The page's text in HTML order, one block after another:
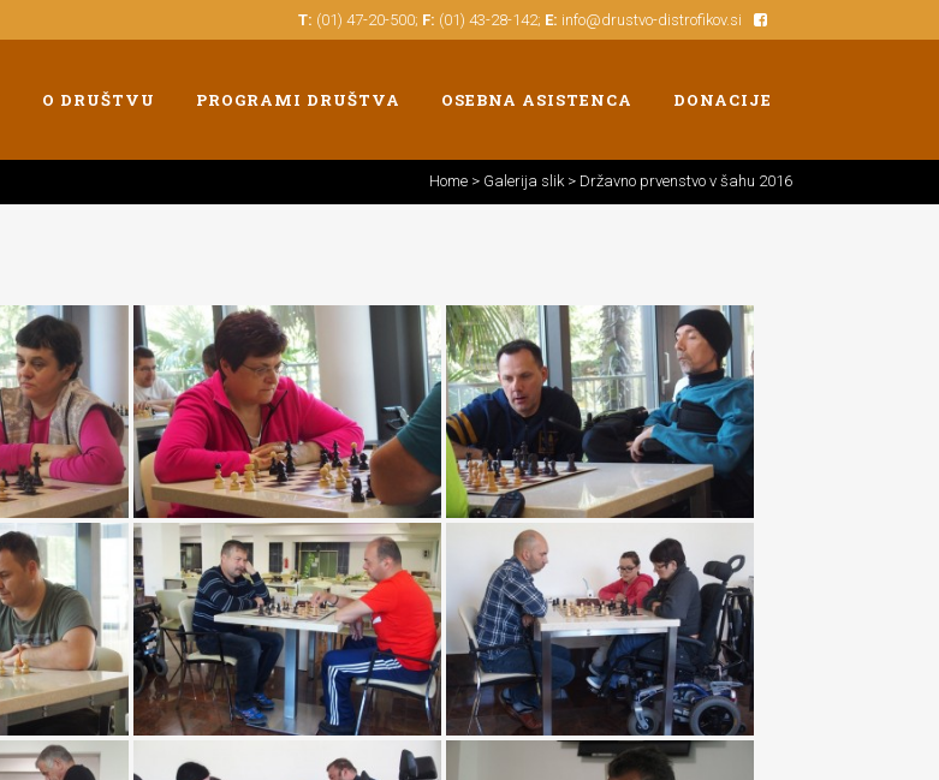
T: (01) 47-20-500; F: (01) 43-28-142; E: info@drustvo-distrofikov.si
O DRUŠTVU PROGRAMI DRUŠTVA OSEBNA ASISTENCA DONACIJE
Home > Galerija slik> Državno prvenstvo v šahu 2016